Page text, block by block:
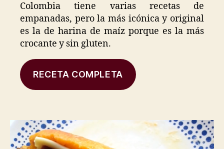
Colombia tiene varias recetas de
empanadas, pero la más icónica y original
es la de harina de maíz porque es la más
crocante y sin gluten.
RECETA COMPLETA